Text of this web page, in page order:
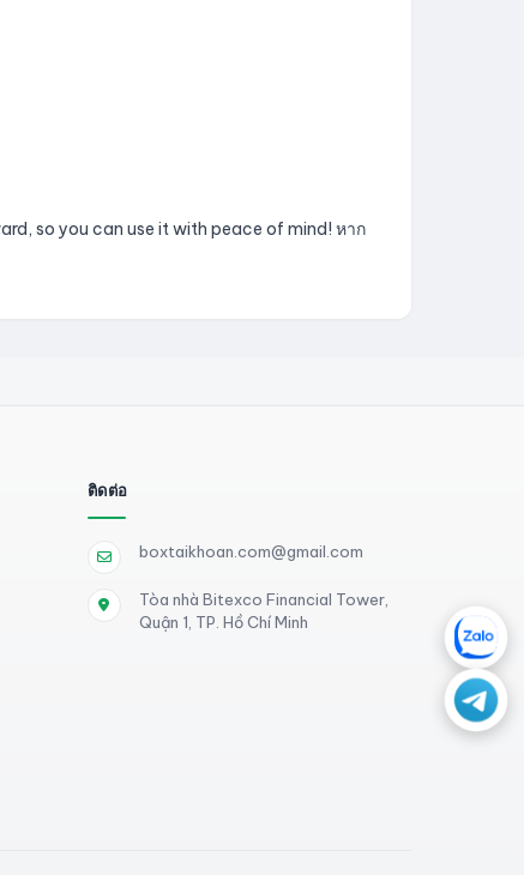
so you can use it with peace of mind! หาก
ติดต่อ
boxtaikhoan.com@gmail.com
Tòa nhà Bitexco Financial Tower,
Quận 1, TP. Hồ Chí Minh